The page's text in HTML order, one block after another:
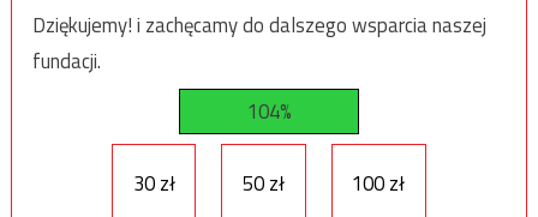
Dziękujemy! i zachęcamy do dalszego wsparcia naszej
fundacji.
104%
30 zł 50 zł 100 zł